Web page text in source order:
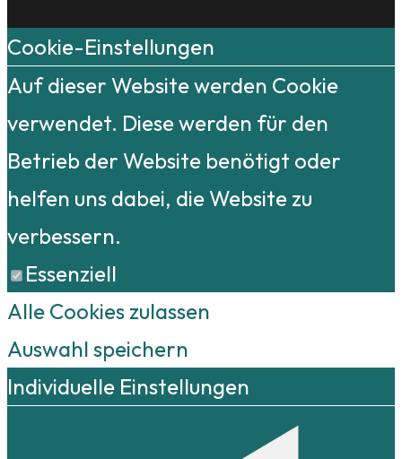
Cookie-Einstellungen
Auf dieser Website werden Cookie
verwendet. Diese werden für den
Betrieb der Website benötigt oder
helfen uns dabei, die Website zu
verbessern.
Essenziell
Alle Cookies zulassen
Auswahl speichern
Individuelle Einstellungen